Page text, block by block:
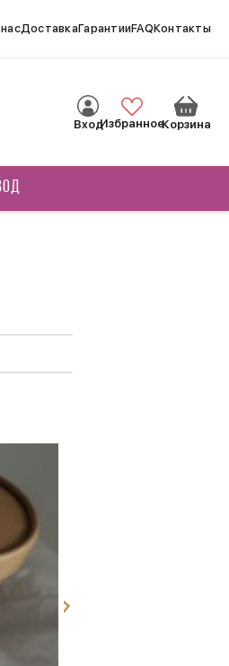
ДоставкаГарантииFAQКонтакты
ВходИзбранноеКорзина